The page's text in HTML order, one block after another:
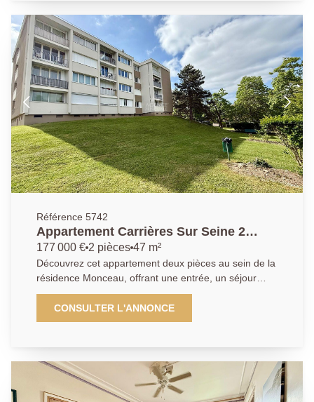
maison est une véritable opportunité dans le secteur
du Tonkin. A visiter sans tarder ! Agence Principale de
Houilles - votre projet, notre priorité.
0139147172.
Référence 5742
Appartement Carrières Sur Seine 2
pièce(s) 47.52 m2
177 000 € 2 pièces 47 m²
Découvrez cet appartement deux pièces au sein de la
résidence Monceau, offrant une entrée, un séjour
avec accès à un balcon, une cuisine indépendante,
une salle de bains avec WC. Une place de parking
extérieure et une cave complètent ce bien. La
isolation extérieure, garantissant une performance
énergétique optimale. Un accès direct aux quais de
Seine permet de profiter pleinement des promenades
CONSULTER L'ANNONCE